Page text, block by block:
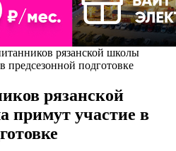
рязанской школы
предсезонной подготовке
рязанской
примут участие в